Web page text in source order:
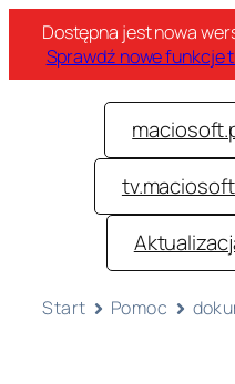
Dostępna jest nowa
Sprawdź nowe funkcje
Start Pomoc